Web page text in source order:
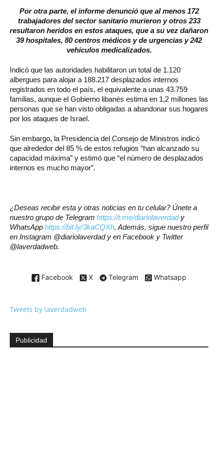
Por otra parte, el informe denunció que al menos 172
trabajadores del sector sanitario murieron y otros 233
resultaron heridos en estos ataques, que a su vez dañaron
39 hospitales, 80 centros médicos y de urgencias y 242
vehículos medicalizados.
Indicó que las autoridades habilitaron un total de 1.120
albergues para alojar a 188.217 desplazados internos
registrados en todo el país, el equivalente a unas 43.759
familias, aunque el Gobierno libanés estima en 1,2 millones las
personas que se han visto obligadas a abandonar sus hogares
por los ataques de Israel.
Sin embargo, la Presidencia del Consejo de Ministros indicó
que alrededor del 85 % de estos refugios “han alcanzado su
capacidad máxima” y estimó que “el número de desplazados
internos es mucho mayor”.
¿Deseas recibir esta y otras noticias en tu celular? Únete a
nuestro grupo de Telegram https://t.me/diariolaverdady
WhatsApp https://bit.ly/3kaCQXh. Además, sigue nuestro perfil
en Instagram @diariolaverdad y en Facebook y Twitter
@laverdadweb.
Facebook X Telegram Whatsapp
Tweets by laverdadweb
Publicidad